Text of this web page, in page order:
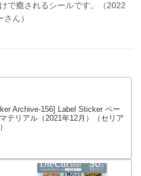
で癒されるシールです。（2022
ん）
Archive-156] Label Sticker ペー
テリアル（2021年12月）（セリア